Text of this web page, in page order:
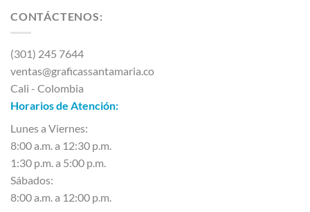
CONTÁCTENOS:
(301) 245 7644
ventas@graficassantamaria.co
Cali - Colombia
Horarios de Atención:
Lunes a Viernes:
8:00 a.m. a 12:30 p.m.
1:30 p.m. a 5:00 p.m.
Sábados:
8:00 a.m. a 12:00 p.m.